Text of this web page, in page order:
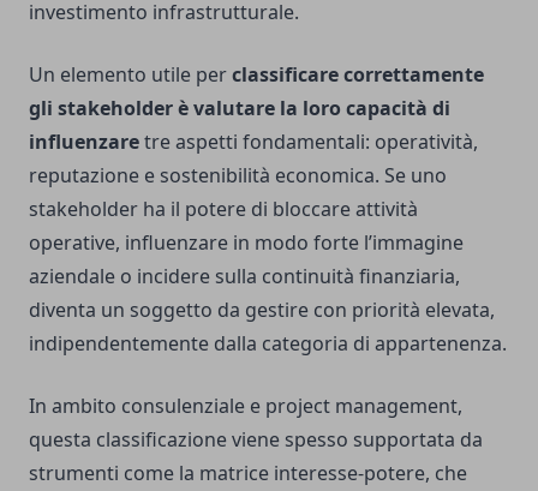
investimento infrastrutturale.
Un elemento utile perclassificare correttamente
gli stakeholder è valutare la loro capacità di
influenzaretre aspetti fondamentali: operatività,
reputazione e sostenibilità economica. Se uno
stakeholder ha il potere di bloccare attività
operative, influenzare in modo forte l’immagine
aziendale o incidere sulla continuità finanziaria,
diventa un soggetto da gestire con priorità elevata,
indipendentemente dalla categoria di appartenenza.
In ambito consulenziale e project management,
questa classificazione viene spesso supportata da
strumenti come la matrice interesse-potere, che